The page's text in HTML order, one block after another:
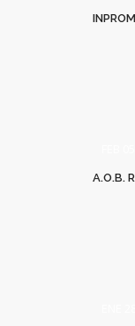
A.O.B.